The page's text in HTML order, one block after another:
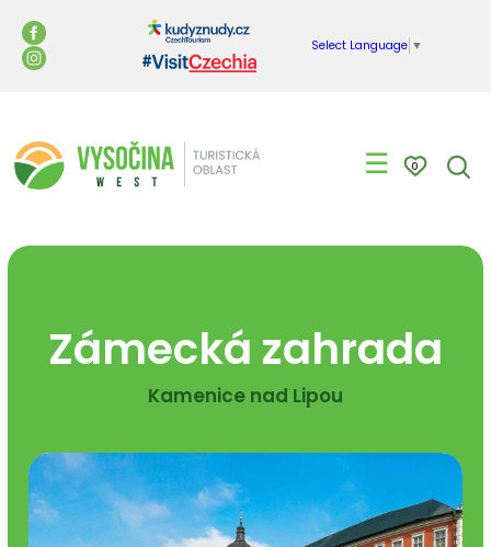
Select Language ▼
☰ 0
Zámecká zahrada
Kamenice nad Lipou